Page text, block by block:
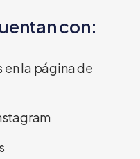
con:
en la página de